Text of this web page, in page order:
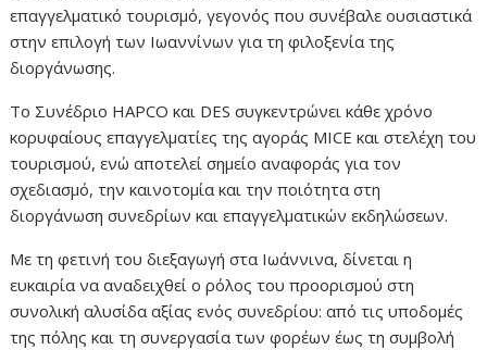
επαγγελματικό τουρισμό, γεγονός που συνέβαλε ουσιαστικά
στην επιλογή των Ιωαννίνων για τη φιλοξενία της
διοργάνωσης.
Το Συνέδριο HAPCO και DES συγκεντρώνει κάθε χρόνο
κορυφαίους επαγγελματίες της αγοράς MICE και στελέχη του
τουρισμού, ενώ αποτελεί σημείο αναφοράς για τον
σχεδιασμό, την καινοτομία και την ποιότητα στη
διοργάνωση συνεδρίων και επαγγελματικών εκδηλώσεων.
Με τη φετινή του διεξαγωγή στα Ιωάννινα, δίνεται η
ευκαιρία να αναδειχθεί ο ρόλος του προορισμού στη
συνολική αλυσίδα αξίας ενός συνεδρίου: από τις υποδομές
της πόλης και τη συνεργασία των φορέων έως τη συμβολή